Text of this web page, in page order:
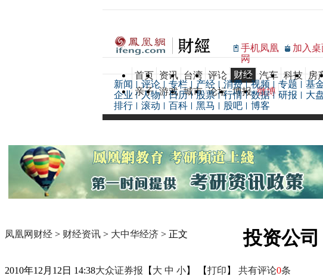
手机凤凰
网
加入
首页 资讯 台湾 评论 财经 汽车 科技 房
亲子 游戏 城市 论坛 博报 微博
新闻 评论 专栏 产经 消费 视频 专题 基
企业
人物 日历 股票 行情 数据 研报 大
排行
滚动 百科 黑马 股吧 博客
凤凰网财经 > 财经资讯 > 大中华经济 > 正文 投资公
2010年12月12日 14:38大众证券报 【 大 中 小】 【打印 】 共有评论0条